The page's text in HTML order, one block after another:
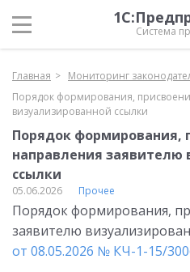
Система
Главная Мониторинг
Порядок формирования,
визуализированной ссылки
Порядок формирования,
направления заявителю
ссылки
05.06.2026 Прочее
Порядок формирования,
заявителю
от 08.05.2026 № КЧ-1-15/